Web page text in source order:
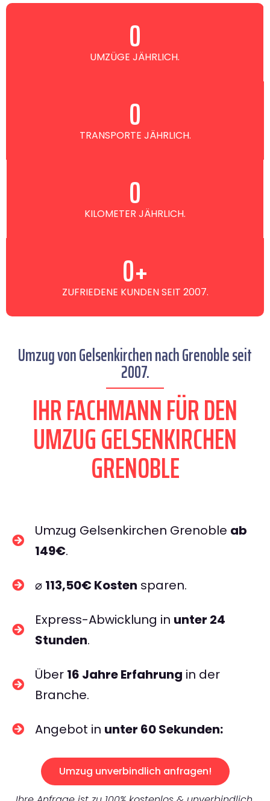
UMZÜGE JÄHRLICH.
0
TRANSPORTE JÄHRLICH.
0
KILOMETER JÄHRLICH.
0
ZUFRIEDENE KUNDEN SEIT 2007.
0+
Umzug von Gelsenkirchen nach Grenoble seit
2007.
IHR FACHMANN FÜR DEN
UMZUG GELSENKIRCHEN
GRENOBLE
Umzug Gelsenkirchen Grenoble ab
149€.
⌀ 113,50€ Kosten sparen.
Express-Abwicklung in unter 24
Stunden.
Über 16 Jahre Erfahrung in der
Branche.
Angebot in unter 60 Sekunden:
Umzug unverbindlich anfragen!